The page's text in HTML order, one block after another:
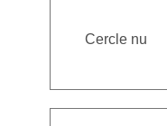
Cercle nu